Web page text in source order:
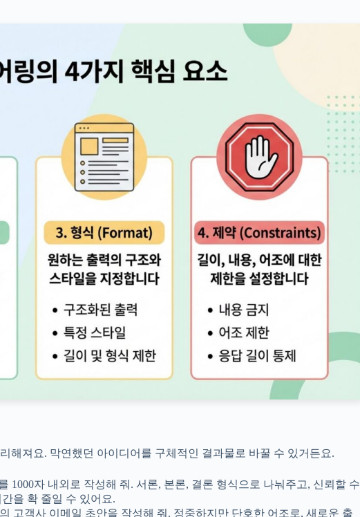
해져요. 막연했던 아이디어를 구체적인 결과물로 바꿀 수 있거든요.
1000자 내외로 작성해 줘. 서론, 본론, 결론 형식으로 나눠주고, 신뢰할 수
을 확 줄일 수 있어요.
고객사 이메일 초안을 작성해 줘. 정중하지만 단호한 어조로, 새로운 출